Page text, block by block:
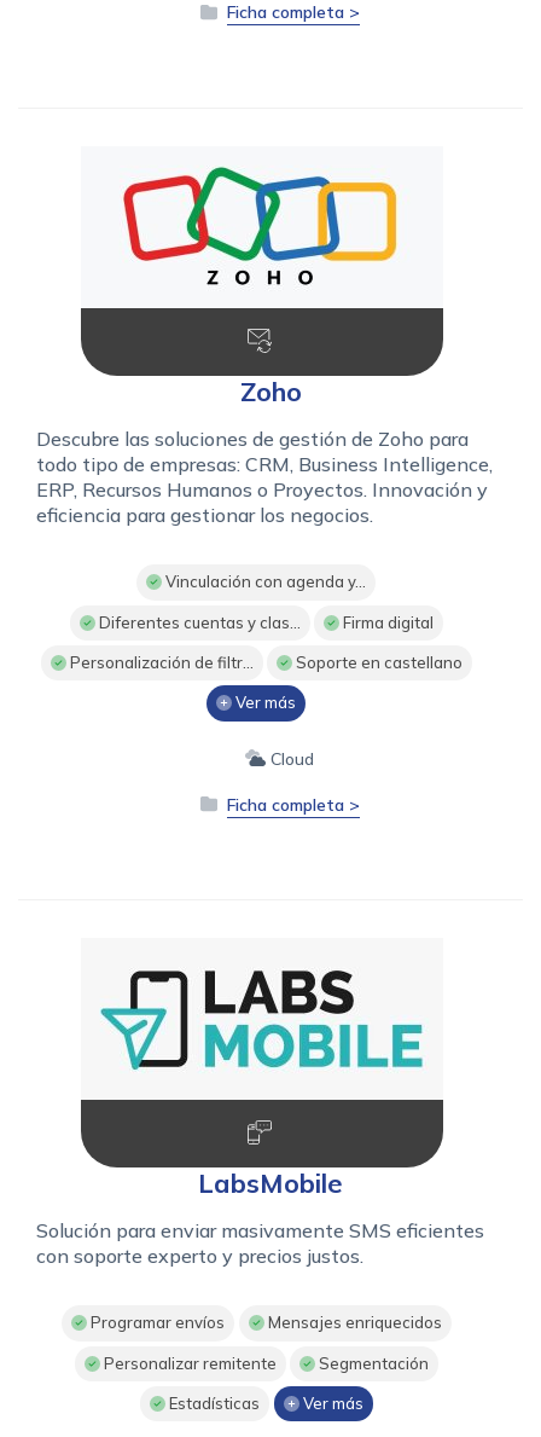
Ficha completa >
Zoho
Descubre las soluciones de gestión de Zoho para
todo tipo de empresas: CRM, Business Intelligence,
ERP, Recursos Humanos o Proyectos. Innovación y
eficiencia para gestionar los negocios.
Vinculación con agenda y...
Diferentes cuentas y clas... Firma digital
Personalización de filtr... Soporte en castellano
Ver más
Cloud
Ficha completa >
LabsMobile
Solución para enviar masivamente SMS eficientes
con soporte experto y precios justos.
Programar envíos Mensajes enriquecidos
Personalizar remitente Segmentación
Estadísticas Ver más